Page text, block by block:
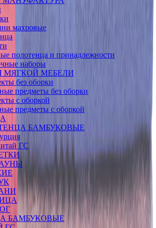
махровые
полотенца и принадлежности
наборы
МЯГКОЙ МЕБЕЛИ
без оборки
предметы без оборки
с оборкой
предметы с оборкой
БАМБУКОВЫЕ
ГС
БАМБУКОВЫЕ